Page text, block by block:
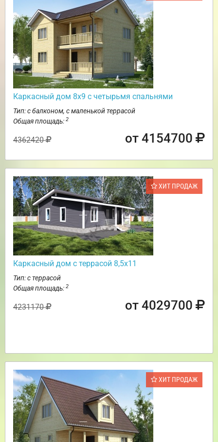
Каркасный дом 8х9 с четырьмя спальнями
Тип: с балконом, с маленькой террасой
Общая площадь: 2
4362420 от 4154700
ХИТ ПРОДАЖ
Каркасный дом с террасой 8,5х11
Тип: с террасой
Общая площадь: 2
4231170 от 4029700
ХИТ ПРОДАЖ